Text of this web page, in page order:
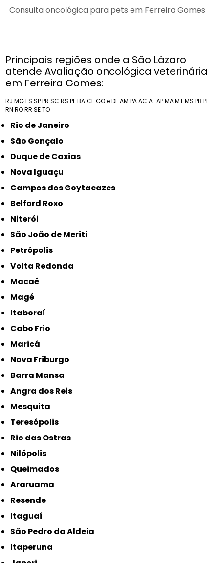
Consulta oncológica para pets em Ferreira Gomes
Principais regiões onde a São Lázaro
atende Avaliação oncológica veterinária
em Ferreira Gomes:
RJ MGES SPPR SC RS PEBACEGO e DFAM PAAC ALAPMAMTMS PB PI
RN RORR SETO
Rio de Janeiro
São Gonçalo
Duque de Caxias
Nova Iguaçu
Campos dos Goytacazes
Belford Roxo
Niterói
São João de Meriti
Petrópolis
Volta Redonda
Macaé
Magé
Itaboraí
Cabo Frio
Maricá
Nova Friburgo
Barra Mansa
Angra dos Reis
Mesquita
Teresópolis
Rio das Ostras
Nilópolis
Queimados
Araruama
Resende
Itaguaí
São Pedro da Aldeia
Itaperuna